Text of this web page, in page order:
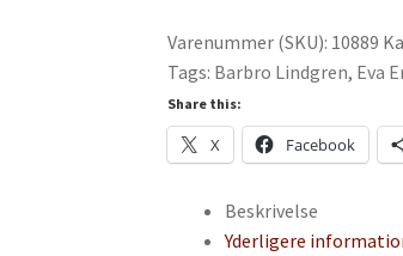
Varenummer (SKU): 10889
Tags: Barbro Lindgren, Eva
Share this:
X Facebook
Beskrivelse
Yderligere